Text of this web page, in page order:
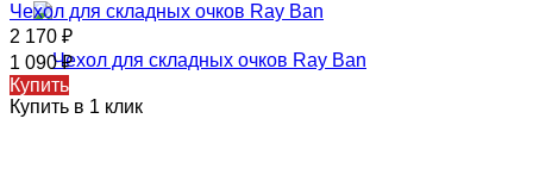
Чехол для складных очков Ray Ban
2 170 ₽
1 090₽
Купить
Купить в 1 клик